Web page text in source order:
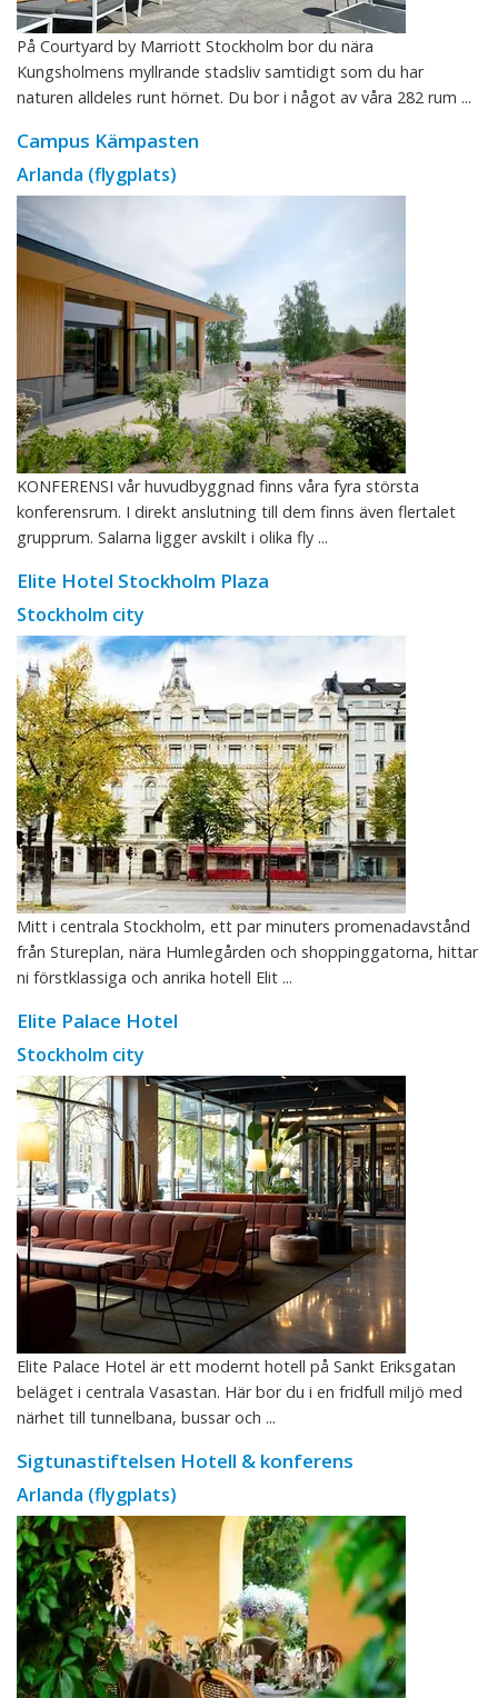
På Courtyard by Marriott Stockholm bor du nära
Kungsholmens myllrande stadsliv samtidigt som du har
naturen alldeles runt hörnet. Du bor i något av våra 282 rum ...
Campus Kämpasten
Arlanda (flygplats)
KONFERENSI vår huvudbyggnad finns våra fyra största
konferensrum. I direkt anslutning till dem finns även flertalet
grupprum. Salarna ligger avskilt i olika fly ...
Elite Hotel Stockholm Plaza
Stockholm city
Mitt i centrala Stockholm, ett par minuters promenadavstånd
från Stureplan, nära Humlegården och shoppinggatorna, hittar
ni förstklassiga och anrika hotell Elit ...
Elite Palace Hotel
Stockholm city
Elite Palace Hotel är ett modernt hotell på Sankt Eriksgatan
beläget i centrala Vasastan. Här bor du i en fridfull miljö med
närhet till tunnelbana, bussar och ...
Sigtunastiftelsen Hotell & konferens
Arlanda (flygplats)